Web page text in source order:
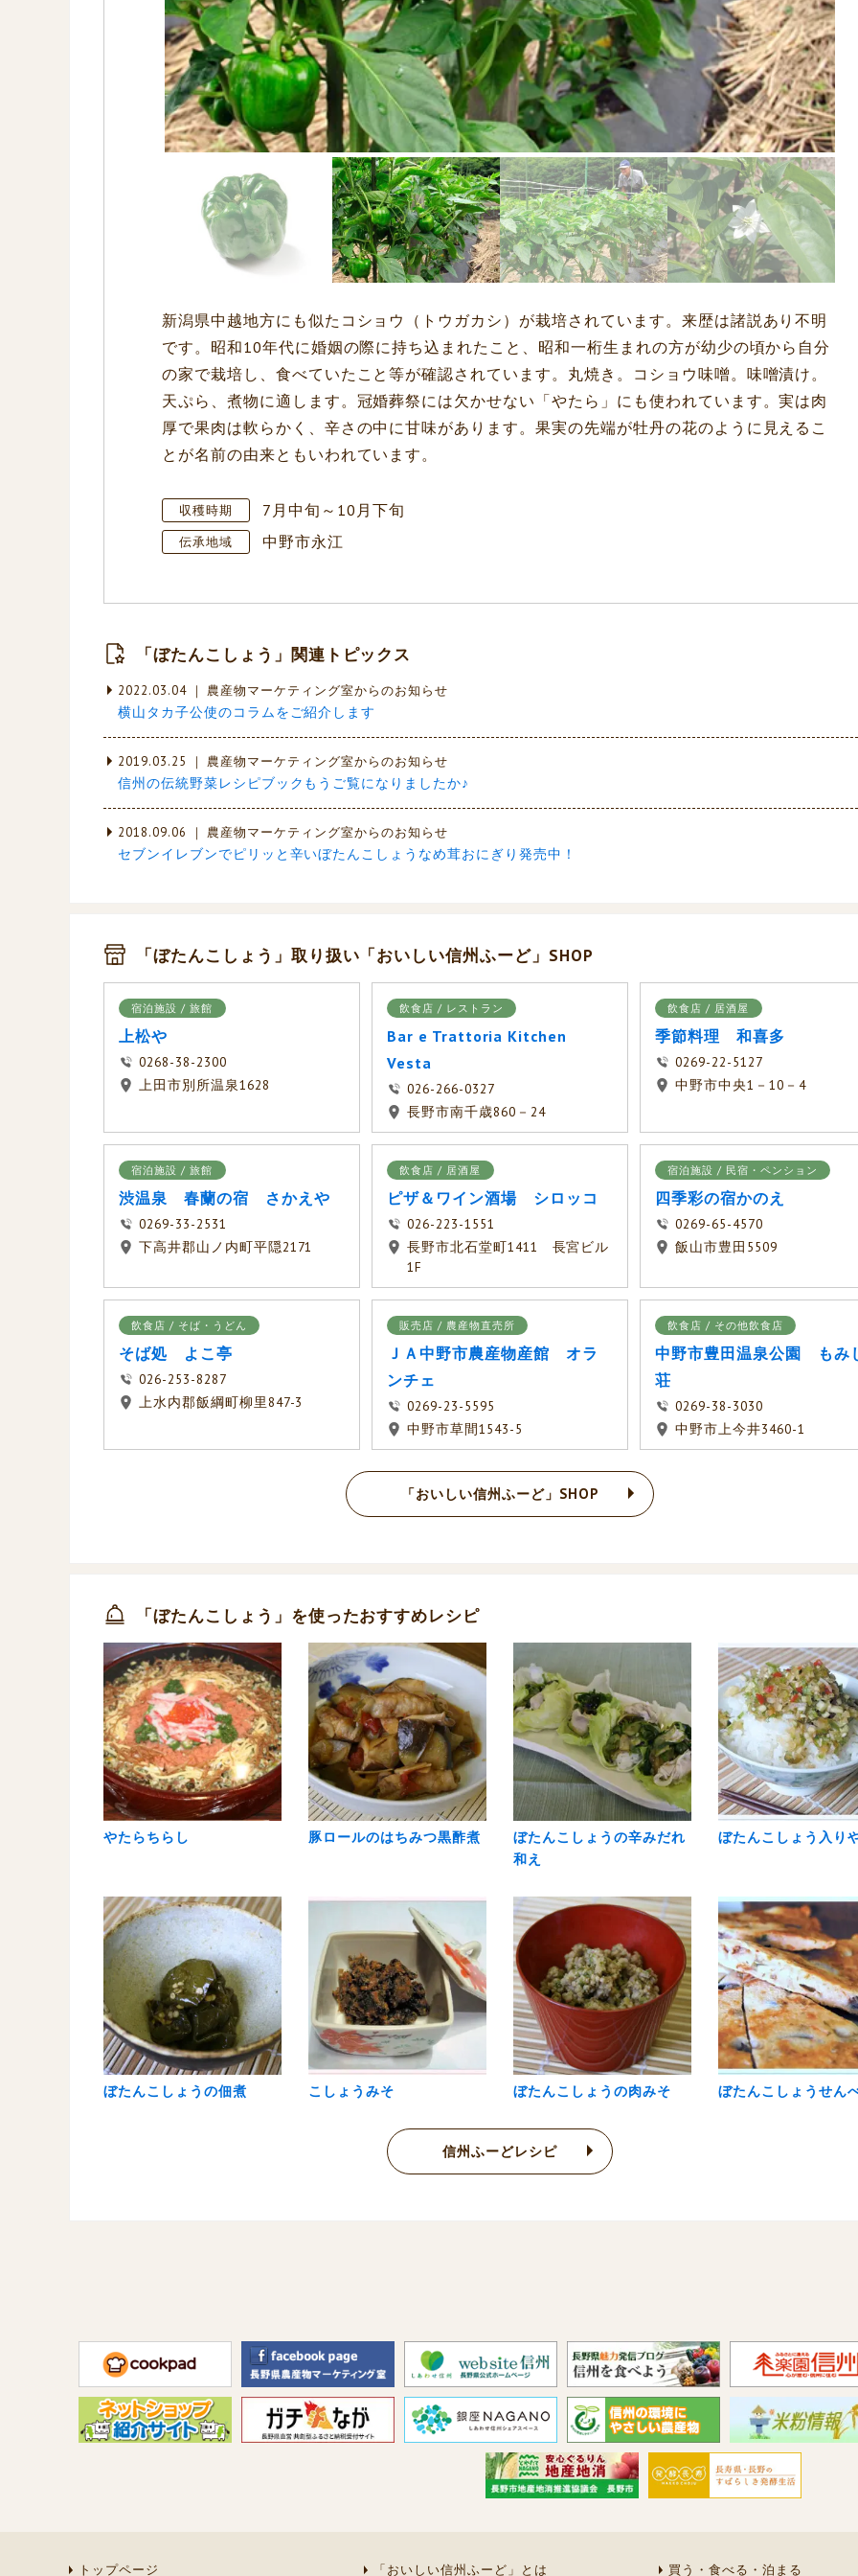
新潟県中越地方にも似たコショウ（トウガカシ）が栽培されています。来歴は諸説あり不明
です。昭和10年代に婚姻の際に持ち込まれたこと、昭和一桁生まれの方が幼少の頃から自分
の家で栽培し、食べていたこと等が確認されています。丸焼き。コショウ味噌。味噌漬け。
天ぷら、煮物に適します。冠婚葬祭には欠かせない「やたら」にも使われています。実は肉
厚で果肉は軟らかく、辛さの中に甘味があります。果実の先端が牡丹の花のように見えるこ
とが名前の由来ともいわれています。
収穫時期 7月中旬～10月下旬
伝承地域 中野市永江
「ぼたんこしょう」関連トピックス
2022.03.04 ｜ 農産物マーケティング室からのお知らせ
横山タカ子公使のコラムをご紹介します
2019.03.25 ｜ 農産物マーケティング室からのお知らせ
信州の伝統野菜レシピブックもうご覧になりましたか♪
2018.09.06 ｜ 農産物マーケティング室からのお知らせ
セブンイレブンでピリッと辛いぼたんこしょうなめ茸おにぎり発売中！
「ぼたんこしょう」取り扱い「おいしい信州ふーど」SHOP
宿泊施設 / 旅館
上松や
0268-38-2300
上田市別所温泉1628
飲食店 / レストラン
Bar e Trattoria Kitchen
Vesta
026-266-0327
長野市南千歳860－24
飲食店 / 居酒屋
季節料理 和喜多
0269-22-5127
中野市中央1－10－4
宿泊施設 / 旅館
渋温泉 春蘭の宿 さかえや
0269-33-2531
下高井郡山ノ内町平隠2171
飲食店 / 居酒屋
ピザ＆ワイン酒場 シロッコ
026-223-1551
長野市北石堂町1411 長宮ビル
1F
宿泊施設 / 民宿・ペンション
四季彩の宿かのえ
0269-65-4570
飯山市豊田5509
飲食店 / そば・うどん
そば処 よこ亭
026-253-8287
上水内郡飯綱町柳里847-3
販売店 / 農産物直売所
ＪＡ中野市農産物産館 オラ
ンチェ
0269-23-5595
中野市草間1543-5
飲食店 / その他飲食店
中野市豊田温泉公園 もみ
荘
0269-38-3030
中野市上今井3460-1
「おいしい信州ふーど」SHOP
「ぼたんこしょう」を使ったおすすめレシピ
やたらちらし 豚ロールのはちみつ黒酢煮
ぼたんこしょうの辛みだれ
和え
ぼたんこしょう入り
ぼたんこしょうの佃煮 こしょうみそ ぼたんこしょうの肉みそ ぼたんこしょうせん
信州ふーどレシピ
トップページ 「おいしい信州ふーど」とは 買う・食べる・泊まる